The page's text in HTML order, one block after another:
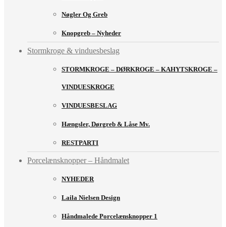
Nøgler Og Greb
Knopgreb – Nyheder
Stormkroge & vinduesbeslag
STORMKROGE – DØRKROGE – KAHYTSKROGE –
VINDUESKROGE
VINDUESBESLAG
Hængsler, Dørgreb & Låse Mv.
RESTPARTI
Porcelænsknopper – Håndmalet
NYHEDER
Laila Nielsen Design
Håndmalede Porcelænsknopper 1